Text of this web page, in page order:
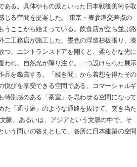
る。具体やもの派といった日本戦後美術を取
じる空間を提案した。 東京・表参道交差点の
ここから始まっている。飲食店が立ち並ぶ路
工務店が施工した、墨色の浮造杉板張り、漆
。エントランスドアを開くと、柔らかな光に
れ、自然光が降り注ぐ。二つ設けられた展示
を鑑賞する。「続き間」から着想を得たその
びを享受できる空間である。コマーシャルギ
別感のある「茶室」を思わせる空間になって
「通り庭」のような通路を抜けて、突き当た
脈、あるいは、アジアという文脈の中で、そ
う問いの答えとして、各所に日本建築の空間